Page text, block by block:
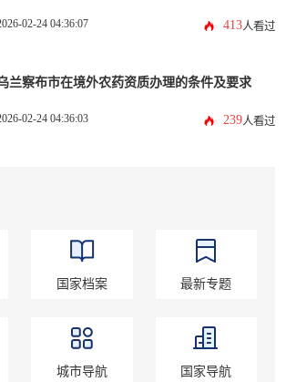
02-24 04:36:07 413人看过
兰察布市在境外农药资质办理的条件及要求
02-24 04:36:03 239人看过
国家档案 最新专题
城市导航 国家导航